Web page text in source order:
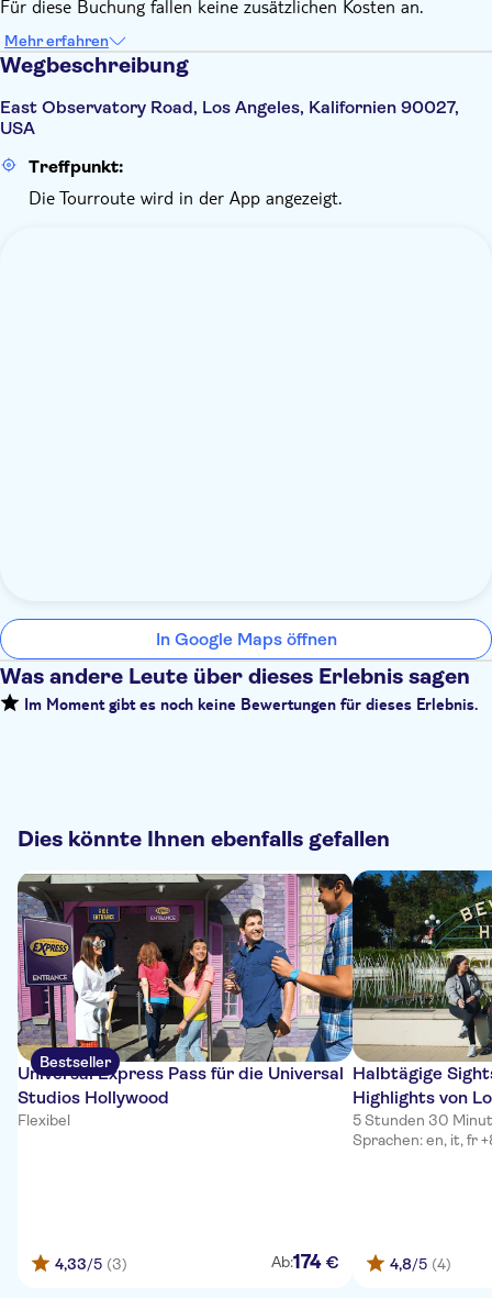
Für diese Buchung fallen keine zusätzlichen Kosten an.
Mehr erfahren
Wegbeschreibung
East Observatory Road, Los Angeles, Kalifornien 90027,
USA
Treffpunkt:
Die Tourroute wird in der App angezeigt.
In Google Maps öffnen
Was andere Leute über dieses Erlebnis sagen
Im Moment gibt es noch keine Bewertungen für dieses Erlebnis.
Dies könnte Ihnen ebenfalls gefallen
Bestseller
Universal Express Pass für die Universal
Studios Hollywood
Flexibel
4,33/5 (3) Ab:174 €
Halbtägige
Highlights von
5 Stunden 30
Sprachen: en, it, fr
4,8/5 (4)